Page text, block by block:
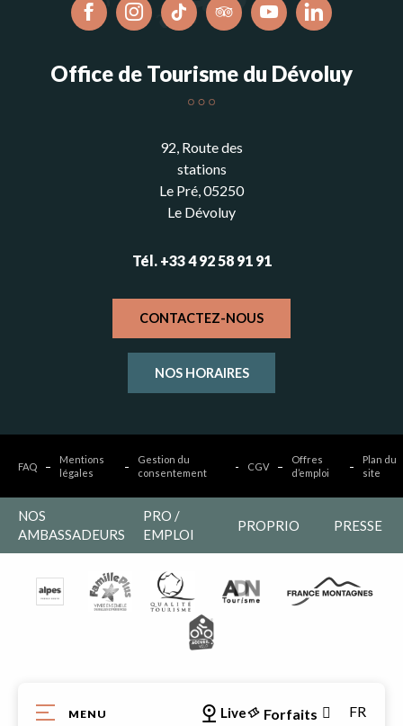
MENU Live Forfaits FR
Office de Tourisme du Dévoluy
92, Route des
stations
Le Pré, 05250
Le Dévoluy
Tél. +33 4 92 58 91 91
CONTACTEZ-NOUS
NOS HORAIRES
FAQ
Mentions
légales
Gestion du
consentement
CGV
Offres
d’emploi
Plan du
site
NOS
AMBASSADEURS
PRO /
EMPLOI
PROPRIO PRESSE